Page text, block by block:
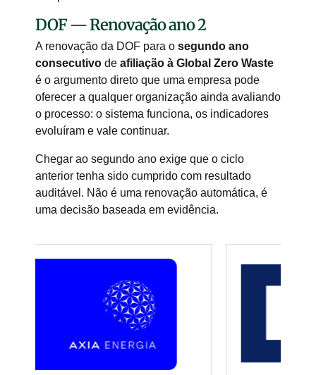
DOF — Renovação ano 2
A renovação da DOF para o segundo ano
consecutivo de afiliação à Global Zero Waste
é o argumento direto que uma empresa pode
oferecer a qualquer organização ainda avaliando
o processo: o sistema funciona, os indicadores
evoluíram e vale continuar.
Chegar ao segundo ano exige que o ciclo
anterior tenha sido cumprido com resultado
auditável. Não é uma renovação automática, é
uma decisão baseada em evidência.